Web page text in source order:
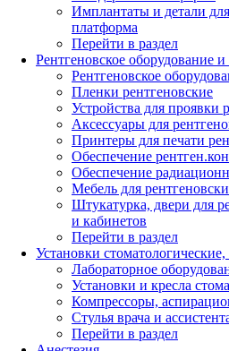
Имплантаты и детали
платформа
Перейти в раздел
Рентгеновское оборудование
Рентгеновское
Пленки рентгеновские
Устройства для проявки
Аксессуары для
Принтеры для печати
Обеспечение
Обеспечение
Мебель для
Штукатурка, двери для
и кабинетов
Перейти в раздел
Установки
Лабораторное
Установки и кресла
Компрессоры,
Стулья врача и
Перейти в раздел